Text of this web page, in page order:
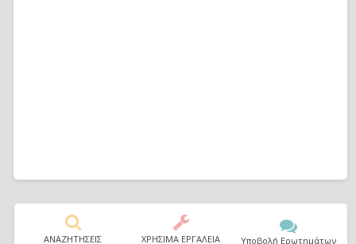
ΑΝΑΖΗΤΗΣΕΙΣ ΧΡΗΣΙΜΑ ΕΡΓΑΛΕΙΑ Υποβολή Ερωτημάτων